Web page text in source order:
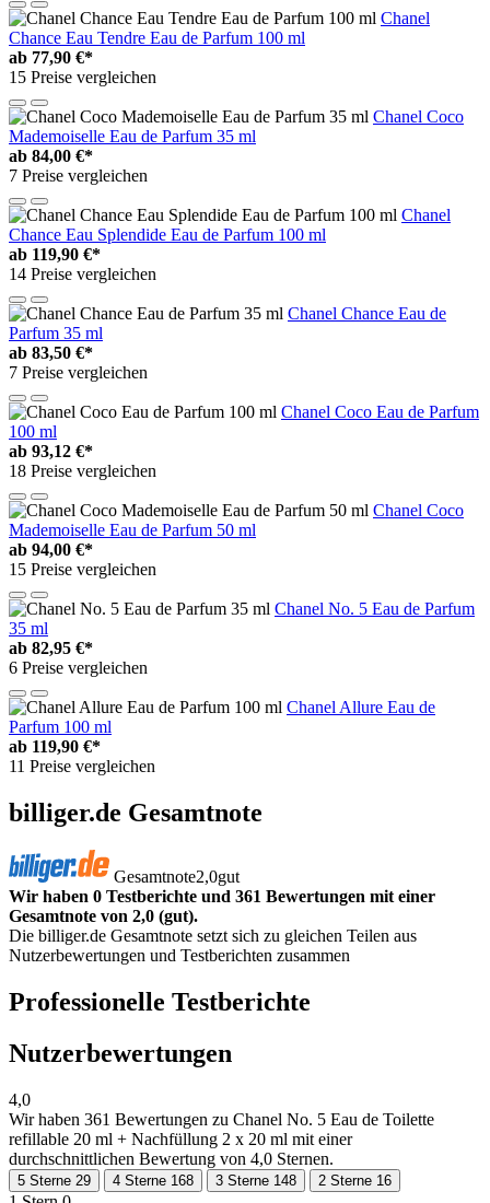
Chanel
Chance Eau Tendre Eau de Parfum 100 ml
ab 77,90 €*
15 Preise vergleichen
Chanel Coco
Mademoiselle Eau de Parfum 35 ml
ab 84,00 €*
7 Preise vergleichen
Chanel
Chance Eau Splendide Eau de Parfum 100 ml
ab 119,90 €*
14 Preise vergleichen
Chanel Chance Eau de
Parfum 35 ml
ab 83,50 €*
7 Preise vergleichen
Chanel Coco Eau de Parfum
100 ml
ab 93,12 €*
18 Preise vergleichen
Chanel Coco
Mademoiselle Eau de Parfum 50 ml
ab 94,00 €*
15 Preise vergleichen
Chanel No. 5 Eau de Parfum
35 ml
ab 82,95 €*
6 Preise vergleichen
Chanel Allure Eau de
Parfum 100 ml
ab 119,90 €*
11 Preise vergleichen
billiger.de Gesamtnote
Gesamtnote2,0gut
Wir haben 0 Testberichte und 361 Bewertungen mit einer
Gesamtnote von 2,0 (gut).
Die billiger.de Gesamtnote setzt sich zu gleichen Teilen aus
Nutzerbewertungen und Testberichten zusammen
Professionelle Testberichte
Nutzerbewertungen
4,0
Wir haben 361 Bewertungen zu Chanel No. 5 Eau de Toilette
refillable 20 ml + Nachfüllung 2 x 20 ml mit einer
durchschnittlichen Bewertung von 4,0 Sternen.
5 Sterne 29 4 Sterne 168 3 Sterne 148 2 Sterne 16